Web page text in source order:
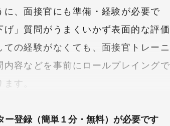
、面接官にも準備・経験が必要で
」質問がうまくいかず表面的な評価
の経験がなくても、面接官トレーニ
容などを事前にロールプレイングで
す。
ー登録（簡単１分・無料）が必要です